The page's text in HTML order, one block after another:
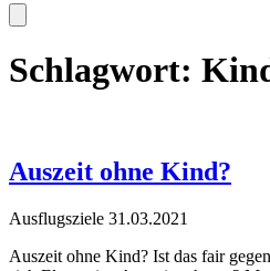
Schlagwort:
Auszeit ohne Kind?
Ausflugsziele 31.03.2021
Auszeit ohne Kind? Ist das fair